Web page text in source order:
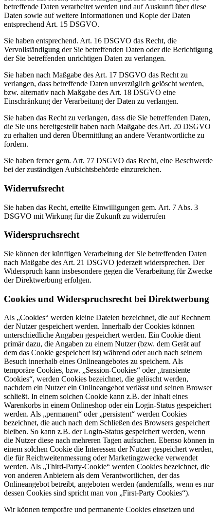
betreffende Daten verarbeitet werden und auf Auskunft über diese
Daten sowie auf weitere Informationen und Kopie der Daten
entsprechend Art. 15 DSGVO.
Sie haben entsprechend. Art. 16 DSGVO das Recht, die
Vervollständigung der Sie betreffenden Daten oder die Berichtigung
der Sie betreffenden unrichtigen Daten zu verlangen.
Sie haben nach Maßgabe des Art. 17 DSGVO das Recht zu
verlangen, dass betreffende Daten unverzüglich gelöscht werden,
bzw. alternativ nach Maßgabe des Art. 18 DSGVO eine
Einschränkung der Verarbeitung der Daten zu verlangen.
Sie haben das Recht zu verlangen, dass die Sie betreffenden Daten,
die Sie uns bereitgestellt haben nach Maßgabe des Art. 20 DSGVO
zu erhalten und deren Übermittlung an andere Verantwortliche zu
fordern.
Sie haben ferner gem. Art. 77 DSGVO das Recht, eine Beschwerde
bei der zuständigen Aufsichtsbehörde einzureichen.
Widerrufsrecht
Sie haben das Recht, erteilte Einwilligungen gem. Art. 7 Abs. 3
DSGVO mit Wirkung für die Zukunft zu widerrufen
Widerspruchsrecht
Sie können der künftigen Verarbeitung der Sie betreffenden Daten
nach Maßgabe des Art. 21 DSGVO jederzeit widersprechen. Der
Widerspruch kann insbesondere gegen die Verarbeitung für Zwecke
der Direktwerbung erfolgen.
Cookies und Widerspruchsrecht bei Direktwerbung
Als „Cookies“ werden kleine Dateien bezeichnet, die auf Rechnern
der Nutzer gespeichert werden. Innerhalb der Cookies können
unterschiedliche Angaben gespeichert werden. Ein Cookie dient
primär dazu, die Angaben zu einem Nutzer (bzw. dem Gerät auf
dem das Cookie gespeichert ist) während oder auch nach seinem
Besuch innerhalb eines Onlineangebotes zu speichern. Als
temporäre Cookies, bzw. „Session-Cookies“ oder „transiente
Cookies“, werden Cookies bezeichnet, die gelöscht werden,
nachdem ein Nutzer ein Onlineangebot verlässt und seinen Browser
schließt. In einem solchen Cookie kann z.B. der Inhalt eines
Warenkorbs in einem Onlineshop oder ein Login-Status gespeichert
werden. Als „permanent“ oder „persistent“ werden Cookies
bezeichnet, die auch nach dem Schließen des Browsers gespeichert
bleiben. So kann z.B. der Login-Status gespeichert werden, wenn
die Nutzer diese nach mehreren Tagen aufsuchen. Ebenso können in
einem solchen Cookie die Interessen der Nutzer gespeichert werden,
die für Reichweitenmessung oder Marketingzwecke verwendet
werden. Als „Third-Party-Cookie“ werden Cookies bezeichnet, die
von anderen Anbietern als dem Verantwortlichen, der das
Onlineangebot betreibt, angeboten werden (andernfalls, wenn es nur
dessen Cookies sind spricht man von „First-Party Cookies“).
Wir können temporäre und permanente Cookies einsetzen und